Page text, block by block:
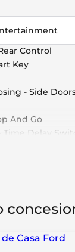
Control
Key
- Side
And Go
Delay
Automated
- Rear Boot/